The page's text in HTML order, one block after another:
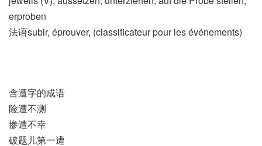
erproben
法语subir, éprouver, (classificateur pour les événements)​
含遭字的成语
险遭不测
惨遭不幸
破题儿第一遭